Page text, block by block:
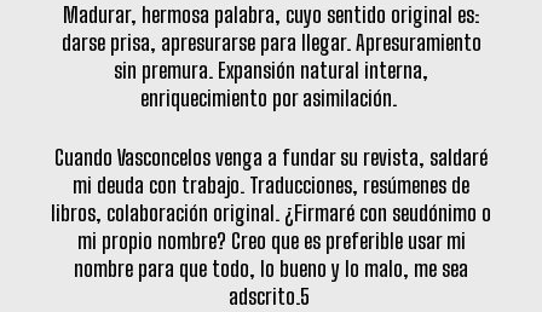
Madurar, hermosa palabra, cuyo sentido original es:
darse prisa, apresurarse para llegar. Apresuramiento
sin premura. Expansión natural interna,
enriquecimiento por asimilación.
Cuando Vasconcelos venga a fundar su revista, saldaré
mi deuda con trabajo. Traducciones, resúmenes de
libros, colaboración original. ¿Firmaré con seudónimo o
mi propio nombre? Creo que es preferible usar mi
nombre para que todo, lo bueno y lo malo, me sea
adscrito.5